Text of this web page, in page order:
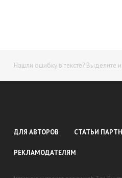
Нашли ошибку в тексте? Выделите
ДЛЯ АВТОРОВ СТАТЬИ
РЕКЛАМОДАТЕЛЯМ